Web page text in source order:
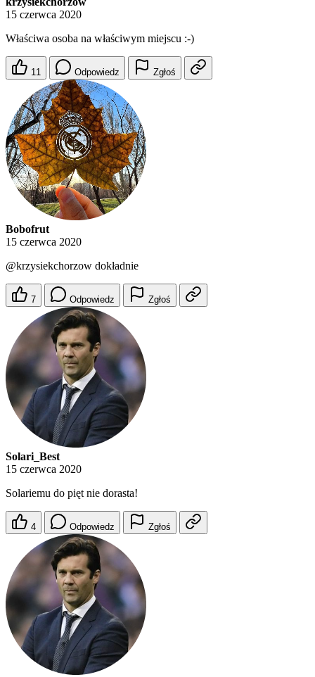
15 czerwca 2020
Właściwa osoba na właściwym miejscu :-)
11 Odpowiedz Zgłoś
Bobofrut
15 czerwca 2020
@krzysiekchorzow dokładnie
7 Odpowiedz Zgłoś
Solari_Best
15 czerwca 2020
Solariemu do pięt nie dorasta!
4 Odpowiedz Zgłoś